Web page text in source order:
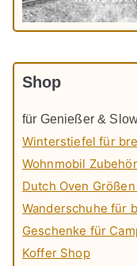
Shop
für Genießer &
Winterstiefel für
Wohnmobil
Dutch Oven
Wanderschuhe für
Geschenke für
Koffer Shop